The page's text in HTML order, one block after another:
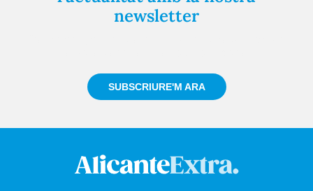
newsletter
SUBSCRIURE'M ARA